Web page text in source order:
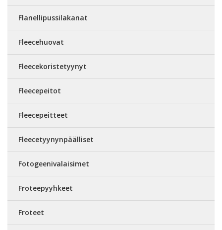
Flanellipussilakanat
Fleecehuovat
Fleecekoristetyynyt
Fleecepeitot
Fleecepeitteet
Fleecetyynynpäälliset
Fotogeenivalaisimet
Froteepyyhkeet
Froteet